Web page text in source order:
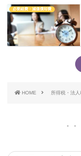
必要経費・減価償却費
HOME 所得税・法